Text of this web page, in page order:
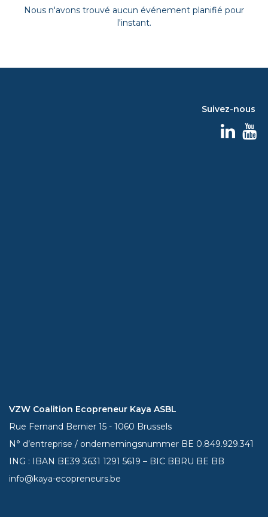
Nous n'avons trouvé aucun événement planifié pour
l'instant.
Suivez-nous
VZW Coalition Ecopreneur Kaya ASBL
Rue Fernand Bernier 15 - 1060 Brussels
N° d’entreprise / ondernemingsnummer BE 0.849.929.341
ING : IBAN BE393631 1291 5619 – BIC BBRU BE BB
info@kaya-ecopreneurs.be